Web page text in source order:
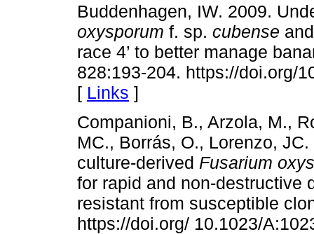
Buddenhagen, IW. 2009.
oxysporum f. sp. cubense
race 4’ to better manage
828:193-204. https://doi.org/
[ Links ]
Companioni, B., Arzola, M.,
MC., Borrás, O., Lorenzo,
culture-derived Fusarium
for rapid and non-destructive
resistant from susceptible
https://doi.org/ 10.1023/